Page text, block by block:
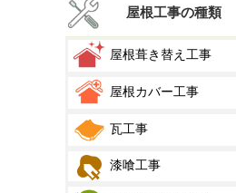
屋根工事の種類
屋根葺き替え工事
屋根カバー工事
瓦工事
漆喰工事